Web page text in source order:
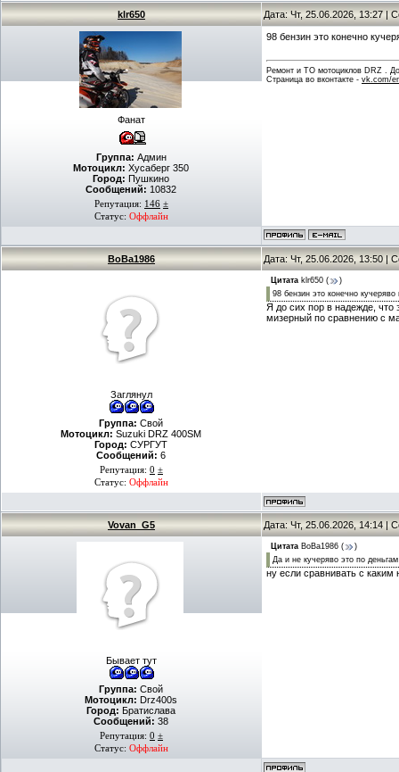
klr650 Дата: Чт, 25.06.2026, 13:27 |
Фанат
Группа: Админ
Мотоцикл: Хусаберг 350
Город: Пушкино
Сообщений: 10832
Репутация: 146 ±
Статус: Оффлайн
98 бензин это конечно
Ремонт и ТО мотоциклов DRZ .
Страница во вконтакте - vk.com/
BoBa1986 Дата: Чт, 25.06.2026, 13:50 |
Заглянул
Группа: Свой
Мотоцикл: Suzuki DRZ 400SM
Город: СУРГУТ
Сообщений: 6
Репутация: 0 ±
Статус: Оффлайн
Цитата klr650 (
)
98 бензин это конечно
Я до сих пор в надежде, что
мизерный по сравнению с
Vovan_G5 Дата: Чт, 25.06.2026, 14:14 |
Бывает тут
Группа: Свой
Мотоцикл: Drz400s
Город: Братислава
Сообщений: 38
Репутация: 0 ±
Статус: Оффлайн
Цитата BoBa1986 (
)
Да и не кучеряво это по
ну если сравнивать с каким